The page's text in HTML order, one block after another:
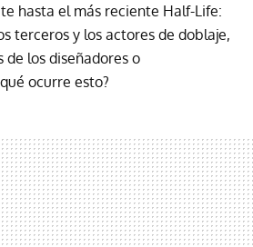
hasta el más reciente Half-Life:
terceros y los actores de doblaje,
de los diseñadores o
ocurre esto?